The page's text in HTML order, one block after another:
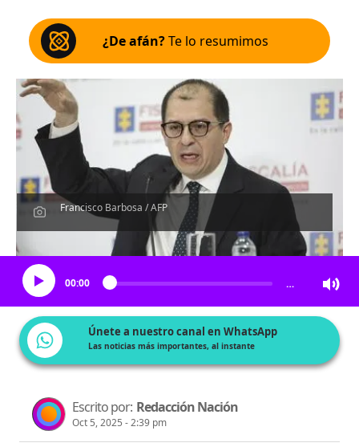
¿De afán?Te lo resumimos
Francisco Barbosa / AFP
Escucha el artículo
00:00 …
Únete a nuestro canal en WhatsApp
Las noticias más importantes, al instante
Escrito por: Redacción Nación
Oct 5, 2025 - 2:39 pm